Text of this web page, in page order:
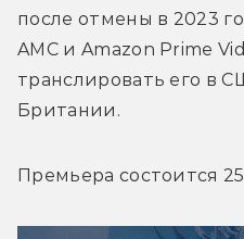
после отмены в 2023
AMC и Amazon Prime
транслировать его в
Британии.
Премьера состоится